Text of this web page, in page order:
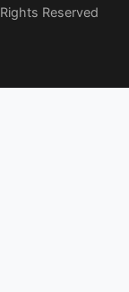
Rights Reserved